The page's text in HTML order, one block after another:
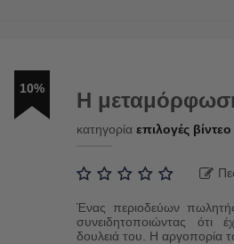
10% Η
κατηγορία επιλογές βίντεο
Ένας περιοδεύων
συνειδητοποιώντας ότι
δουλειά του. Η αργοπορία